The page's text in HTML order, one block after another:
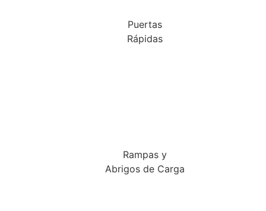
Puertas
Rápidas
Rampas y
Abrigos de Carga